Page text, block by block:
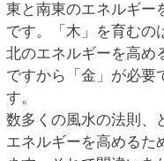
東と南東のエネルギー
です。「木」を育むの
北のエネルギーを高め
ですから「金」が必要
す。
数多くの風水の法則、
エネルギーを高めるた